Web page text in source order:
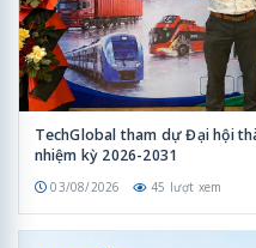
TechGlobal tham dự Đại hội
nhiệm kỳ 2026-2031
03/08/2026 45 lượt xem